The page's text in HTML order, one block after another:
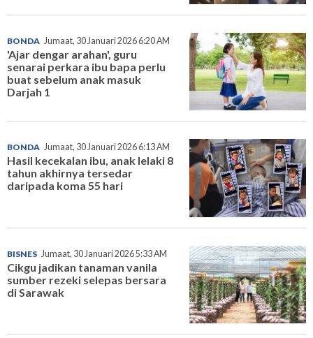
BONDA Jumaat, 30 Januari 2026 6:20 AM
'Ajar dengar arahan', guru
senarai perkara ibu bapa perlu
buat sebelum anak masuk
Darjah 1
BONDA Jumaat, 30 Januari 2026 6:13 AM
Hasil kecekalan ibu, anak lelaki 8
tahun akhirnya tersedar
daripada koma 55 hari
BISNES Jumaat, 30 Januari 2026 5:33 AM
Cikgu jadikan tanaman vanila
sumber rezeki selepas bersara
di Sarawak